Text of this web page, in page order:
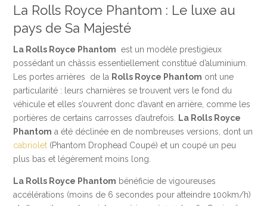
La Rolls Royce Phantom : Le luxe au
pays de Sa Majesté
La Rolls Royce Phantom est un modèle prestigieux
possédant un châssis essentiellement constitué d’aluminium.
Les portes arrières de la Rolls Royce Phantom ont une
particularité : leurs charnières se trouvent vers le fond du
véhicule et elles s’ouvrent donc d’avant en arrière, comme les
portières de certains carrosses d’autrefois. La Rolls Royce
Phantom a été déclinée en de nombreuses versions, dont un
cabriolet (Phantom Drophead Coupé) et un coupé un peu
plus bas et légèrement moins long.
La Rolls Royce Phantom bénéficie de vigoureuses
accélérations (moins de 6 secondes pour atteindre 100km/h)